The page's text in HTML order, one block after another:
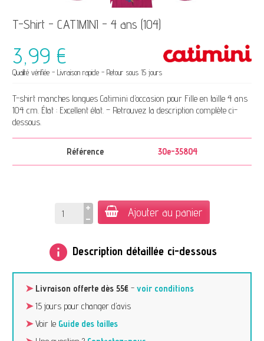
T-Shirt - CATIMINI - 4 ans (104)
3,99 €
Qualité vérifiée - Livraison rapide - Retour sous 15 jours
T-shirt manches longues Catimini d’occasion pour Fille en taille 4 ans
104 cm. État : Excellent état. – Retrouvez la description complète ci-
dessous.
Référence 30e-35804
Ajouter au panier
info Description détaillée ci-dessous
➤ Livraison offerte dès 55€ -voir conditions
➤15 jours pour changer d’avis
➤Voir le Guide des tailles